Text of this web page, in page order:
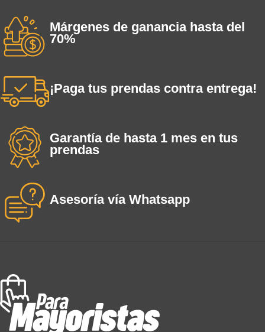
Márgenes de ganancia hasta del
70%
¡Paga tus prendas contra entrega!
Garantía de hasta 1 mes en tus
prendas
Asesoría vía Whatsapp